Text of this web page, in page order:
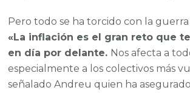
Pero todo se ha torcido con la guerra
«La inflación es el gran reto que
en día por delante. Nos afecta a
especialmente a los colectivos más
señalado Andreu quien ha